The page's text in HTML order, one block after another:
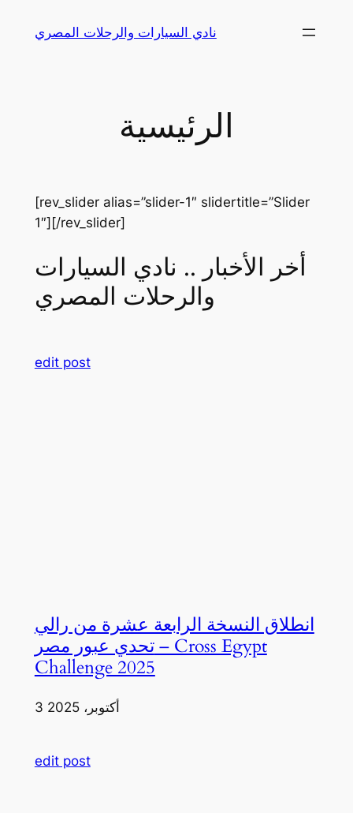
نادي السيارات والرحلات المصري
الرئيسية
[rev_slider alias=”slider-1″ slidertitle=”Slider
1″][/rev_slider]
أخر الأخبار .. نادي السيارات
والرحلات المصري
edit post
انطلاق النسخة الرابعة عشرة من رالي
تحدي عبور مصر – Cross Egypt
Challenge 2025
3 أكتوبر، 2025
edit post